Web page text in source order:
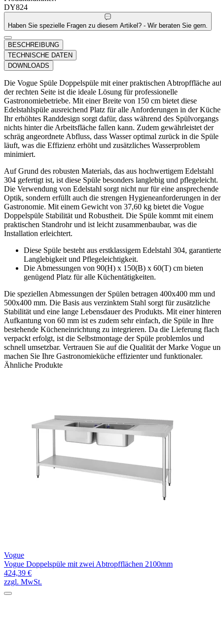
DY824
Haben Sie spezielle Fragen zu diesem Artikel? - Wir beraten Sie gern.
BESCHREIBUNG
TECHNISCHE DATEN
DOWNLOADS
Die Vogue Spüle Doppelspüle mit einer praktischen Abtropffläche
der rechten Seite ist die ideale Lösung für professionelle
Gastronomiebetriebe. Mit einer Breite von 150 cm bietet diese
Edelstahlspüle ausreichend Platz für alle Anforderungen in der
Ihr erhöhtes Randdesign sorgt dafür, dass während des Spülvorgangs
nichts hinter die Arbeitsfläche fallen kann. Zudem gewährleistet der
schräg angeordnete Abfluss, dass Wasser optimal zurück in die Spüle
läuft, was die Effizienz erhöht und zusätzliches Wasserproblem
minimiert.
Auf Grund des robusten Materials, das aus hochwertigem Edelstahl
304 gefertigt ist, ist diese Spüle besonders langlebig und pflegeleicht.
Die Verwendung von Edelstahl sorgt nicht nur für eine ansprechende
Optik, sondern erfüllt auch die strengen Hygieneanforderungen in der
Gastronomie. Mit einem Gewicht von 37,60 kg bietet die Vogue
Doppelspüle Stabilität und Robustheit. Die Spüle kommt mit einem
praktischen Standrohr und ist leicht zusammenbaubar, was die
Installation erleichtert.
Diese Spüle besteht aus erstklassigem Edelstahl 304, garantierte
Langlebigkeit und Pflegeleichtigkeit.
Die Abmessungen von 90(H) x 150(B) x 60(T) cm bieten
genügend Platz für alle Küchentätigkeiten.
Die speziellen Abmessungen der Spülen betragen 400x400 mm und
500x400 mm. Die Basis aus verzinktem Stahl sorgt für zusätzliche
Stabilität und eine lange Lebensdauer des Produkts. Mit einer hinteren
Aufkantung von 60 mm ist es zudem sehr einfach, die Spüle in Ihre
bestehende Kücheneinrichtung zu integrieren. Da die Lieferung flach
verpackt erfolgt, ist die Selbstmontage der Spüle problemlos und
schnell umsetzbar. Vertrauen Sie auf die Qualität der Marke Vogue
machen Sie Ihre Gastronomieküche effizienter und funktionaler.
Ähnliche Produkte
Vogue
Vogue Doppelspüle mit zwei Abtropfflächen 2100mm
424,39 €
zzgl. MwSt.